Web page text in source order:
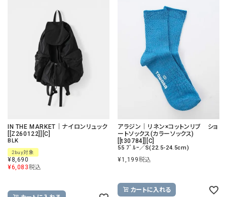
IN THE MARKET｜ナイロンリュック
[[Z260122]][C]
BLK
2buy対象
¥8,690
¥6,083税込
アラジン｜リネン×コットンリブ ショ
ートソックス(カラーソックス)
[[t30784]][C]
55 ﾌﾞﾙｰ／S(22.5-24.5cm)
¥1,199税込
カートに入れる